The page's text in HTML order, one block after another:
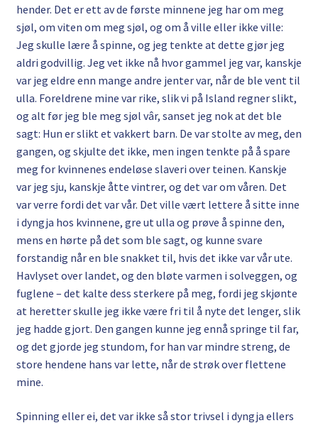
hender. Det er ett av de første minnene jeg har om meg
sjøl, om viten om meg sjøl, og om å ville eller ikke ville:
Jeg skulle lære å spinne, og jeg tenkte at dette gjør jeg
aldri godvillig. Jeg vet ikke nå hvor gammel jeg var, kanskje
var jeg eldre enn mange andre jenter var, når de ble vent til
ulla. Foreldrene mine var rike, slik vi på Island regner slikt,
og alt før jeg ble meg sjøl vâr, sanset jeg nok at det ble
sagt: Hun er slikt et vakkert barn. De var stolte av meg, den
gangen, og skjulte det ikke, men ingen tenkte på å spare
meg for kvinnenes endeløse slaveri over teinen. Kanskje
var jeg sju, kanskje åtte vintrer, og det var om våren. Det
var verre fordi det var vår. Det ville vært lettere å sitte inne
i dyngja hos kvinnene, gre ut ulla og prøve å spinne den,
mens en hørte på det som ble sagt, og kunne svare
forstandig når en ble snakket til, hvis det ikke var vår ute.
Havlyset over landet, og den bløte varmen i solveggen, og
fuglene – det kalte dess sterkere på meg, fordi jeg skjønte
at heretter skulle jeg ikke være fri til å nyte det lenger, slik
jeg hadde gjort. Den gangen kunne jeg ennå springe til far,
og det gjorde jeg stundom, for han var mindre streng, de
store hendene hans var lette, når de strøk over flettene
mine.
Spinning eller ei, det var ikke så stor trivsel i dyngja ellers